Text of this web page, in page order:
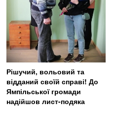
Рішучий, вольовий та
відданий своїй справі! До
Ямпільської громади
надійшов лист-подяка